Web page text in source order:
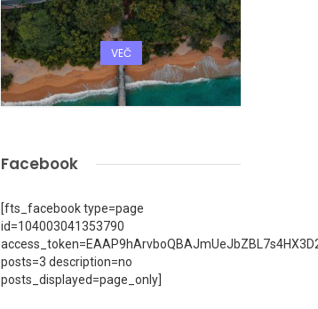
VEČ
Facebook
[fts_facebook type=page
id=104003041353790
posts=3 description=no
posts_displayed=page_only]